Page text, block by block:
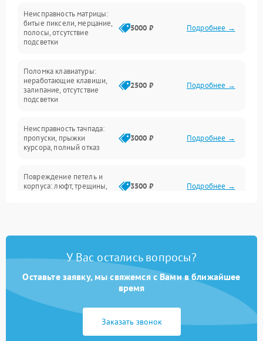
Программные ошибки
Электрические и системные сбои
Интерфейсные проблемы
Батарея
Сеть и интернет
Неисправность матрицы:
битые пиксели, мерцание,
полосы, отсутствие
подсветки
5000 ₽ Подробнее →
Поломка клавиатуры:
неработающие клавиши,
залипание, отсутствие
подсветки
2500 ₽ Подробнее →
Неисправность тачпада:
пропуски, прыжки
курсора, полный отказ
3000 ₽ Подробнее →
Повреждение петель и
корпуса: люфт, трещины,
3500 ₽ Подробнее →
быстрая разрядка,
2500 ₽ Подробнее →
Неисправность зарядного
питания
2000 ₽ Подробнее →
У Вас остались вопросы?
Оставьте заявку, мы свяжемся с Вами в ближайшее
время
Заказать звонок